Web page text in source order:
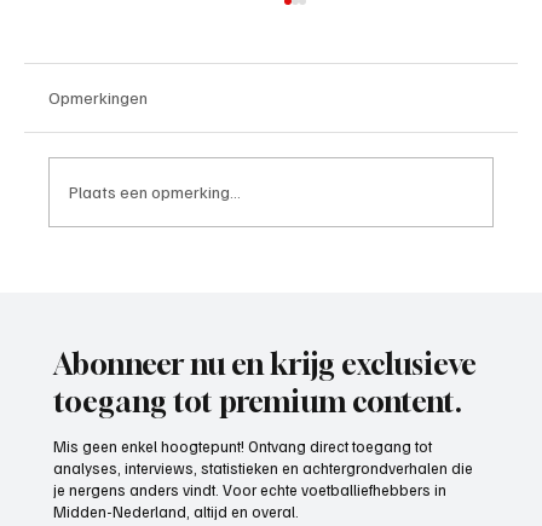
Opmerkingen
Plaats een opmerking...
Abonneer nu en krijg exclusieve
toegang tot premium content.
Mis geen enkel hoogtepunt! Ontvang direct toegang tot
analyses, interviews, statistieken en achtergrondverhalen die
je nergens anders vindt. Voor echte voetballiefhebbers in
Midden-Nederland, altijd en overal.